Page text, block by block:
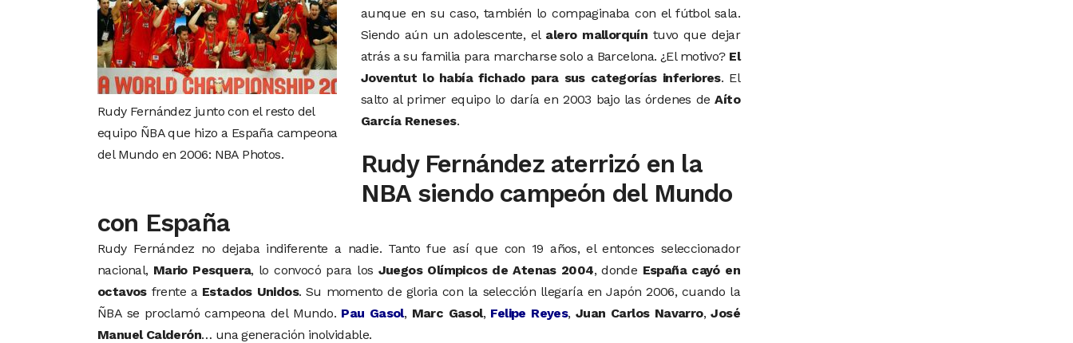
Rudy Fernández junto con el resto del
equipo ÑBA que hizo a España campeona
del Mundo en 2006: NBA Photos.
aunque en su caso, también lo compaginaba con el fútbol sala.
Siendo aún un adolescente, el alero mallorquín tuvo que dejar
atrás a su familia para marcharse solo a Barcelona. ¿El motivo? El
Joventut lo había fichado para sus categorías inferiores. El
salto al primer equipo lo daría en 2003 bajo las órdenes deAíto
García Reneses.
Rudy Fernández aterrizó en la
NBA siendo campeón del Mundo
con España
Rudy Fernández no dejaba indiferente a nadie. Tanto fue así que con 19 años, el entonces seleccionador
nacional, Mario Pesquera, lo convocó para los Juegos Olímpicos de Atenas 2004, donde España cayó en
octavosfrente a Estados Unidos. Su momento de gloria con la selección llegaría en Japón 2006, cuando la
ÑBA se proclamó campeona del Mundo. Pau Gasol, Marc Gasol, Felipe Reyes, Juan Carlos Navarro,José
Manuel Calderón… una generación inolvidable.